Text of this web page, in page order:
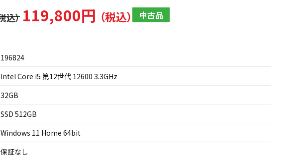
119,800円 中古品
196824
Intel Core i5 第12世代 12600 3.3GHz
32GB
SSD 512GB
Windows 11 Home 64bit
保証なし